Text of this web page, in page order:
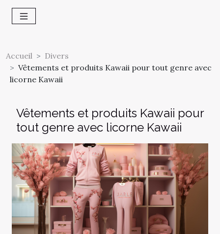
Accueil
Divers
Vêtements et produits Kawaii pour tout genre avec
licorne Kawaii
Vêtements et produits Kawaii pour
tout genre avec licorne Kawaii